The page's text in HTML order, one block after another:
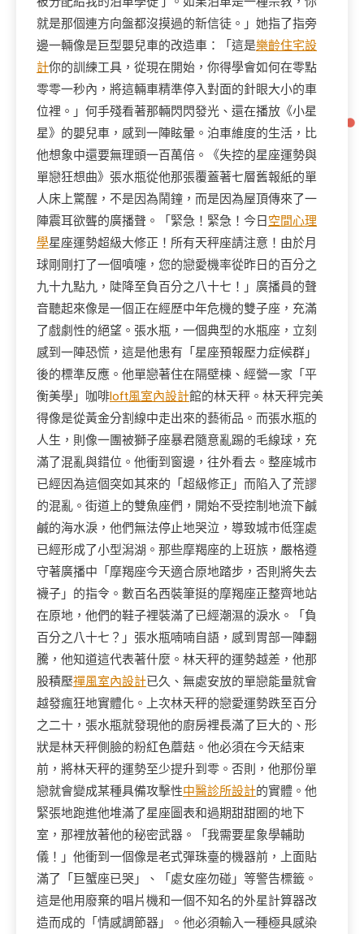
就是那個連方向盤都沒摸過的新信徒。」她指了指旁
邊一輛像是巨型嬰兒車的改造車：「這是樂齡住宅設
計你的訓練工具，從現在開始，你得學會如何在零點
零零一秒內，將這輛車精準停入對面的針眼大小的車
位裡。」何手殘看著那輛閃閃發光、還在播放《小星
星》的嬰兒車，感到一陣眩暈。泊車維度的生活，比
他想象中還要無理頭一百萬倍。《失控的星座運勢與
單戀狂想曲》張水瓶從他那張覆蓋著七層舊報紙的單
人床上驚醒，不是因為鬧鐘，而是因為屋頂傳來了一
陣震耳欲聾的廣播聲。「緊急！緊急！今日 空間心理
學星座運勢超級大修正！所有天秤座請注意！由於月
球剛剛打了一個噴嚏，您的戀愛機率從昨日的百分之
九十九點九，陡降至負百分之八十七！」廣播員的聲
音聽起來像是一個正在經歷中年危機的雙子座，充滿
了戲劇性的絕望。張水瓶，一個典型的水瓶座，立刻
感到一陣恐慌，這是他患有「星座預報壓力症候群」
後的標準反應。他單戀著住在隔壁棟、經營一家「平
衡美學」咖啡loft風室內設計館的林天秤。林天秤完美
得像是從黃金分割線中走出來的藝術品。而張水瓶的
人生，則像一團被獅子座暴君隨意亂踢的毛線球，充
滿了混亂與錯位。他衝到窗邊，往外看去。整座城市
已經因為這個突如其來的「超級修正」而陷入了荒謬
的混亂。街道上的雙魚座們，開始不受控制地流下鹹
鹹的海水淚，他們無法停止地哭泣，導致城市低窪處
已經形成了小型潟湖。那些摩羯座的上班族，嚴格遵
守著廣播中「摩羯座今天適合原地踏步，否則將失去
襪子」的指令。數百名西裝筆挺的摩羯座正整齊地站
在原地，他們的鞋子裡裝滿了已經潮濕的淚水。「負
百分之八十七？」張水瓶喃喃自語，感到胃部一陣翻
騰，他知道這代表著什麼。林天秤的運勢越差，他那
股積壓禪風室內設計已久、無處安放的單戀能量就會
越發瘋狂地實體化。上次林天秤的戀愛運勢跌至百分
之二十，張水瓶就發現他的廚房裡長滿了巨大的、形
狀是林天秤側臉的粉紅色蘑菇。他必須在今天結束
前，將林天秤的運勢至少提升到零。否則，他那份單
戀就會變成某種具備攻擊性中醫診所設計的實體。他
緊張地跑進他堆滿了星座圖表和過期甜甜圈的地下
室，那裡放著他的秘密武器。「我需要星象學輔助
儀！」他衝到一個像是老式彈珠臺的機器前，上面貼
滿了「巨蟹座已哭」、「處女座勿碰」等警告標籤。
這是他用廢棄的唱片機和一個不知名的外星計算器改
造而成的「情感調節器」。他必須輸入一種極具感染